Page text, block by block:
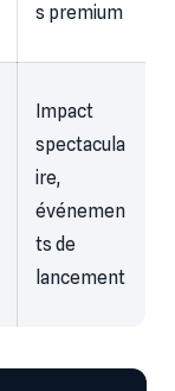
s premium
Impact
spectacula
ire,
événemen
ts de
lancement